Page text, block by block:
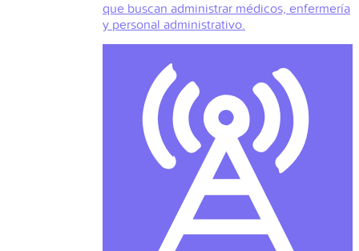
que buscan administrar médicos, enfermería
y personal administrativo.